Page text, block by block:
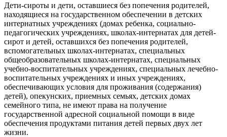
Дети-сироты и дети, оставшиеся без попечения родителей,
находящиеся на государственном обеспечении в детских
интернатных учреждениях (домах ребенка, социально-
педагогических учреждениях, школах-интернатах для детей-
сирот и детей, оставшихся без попечения родителей,
вспомогательных школах-интернатах, специальных
общеобразовательных школах-интернатах, специальных
учебно-воспитательных учреждениях, специальных лечебно-
воспитательных учреждениях и иных учреждениях,
обеспечивающих условия для проживания (содержания)
детей), опекунских, приемных семьях, детских домах
семейного типа, не имеют права на получение
государственной адресной социальной помощи в виде
обеспечения продуктами питания детей первых двух лет
жизни.